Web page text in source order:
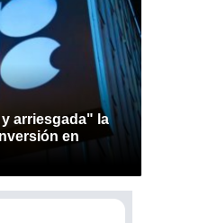
arriesgada" la
en